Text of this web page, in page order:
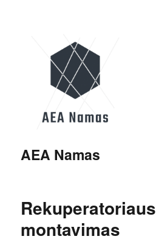
AEA Namas
Rekuperatoriaus
montavimas